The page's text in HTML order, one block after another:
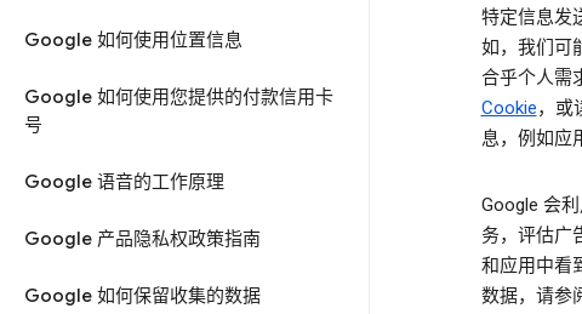
Google 如何使用位置信息
Google 如何使用您提供的付款信用卡
号
Google 语音的工作原理
Google 产品隐私权政策指南
Google 如何保留收集的数据
特定信息发
如，我们可
合乎个人需
Cookie，或
息，例如应
Google 会
务，评估广
和应用中看
数据，请参